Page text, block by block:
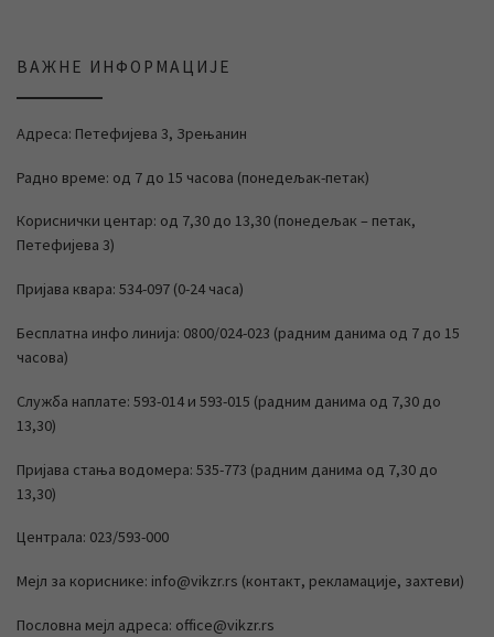
ВАЖНЕ ИНФОРМАЦИЈЕ
Адреса: Петефијева 3, Зрењанин
Радно време: од 7 до 15 часова (понедељак-петак)
Кориснички центар: од 7,30 до 13,30 (понедељак – петак,
Петефијева 3)
Пријава квара: 534-097 (0-24 часа)
Бесплатна инфо линија: 0800/024-023 (радним данима од 7 до 15
часова)
Служба наплате: 593-014 и 593-015 (радним данима од 7,30 до
13,30)
Пријава стања водомера: 535-773 (радним данима од 7,30 до
13,30)
Централа: 023/593-000
Мејл за кориснике: info@vikzr.rs (контакт, рекламације, захтеви)
Пословна мејл адреса: office@vikzr.rs